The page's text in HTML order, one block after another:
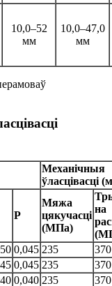
10,0–52
мм
10,0–47,0
мм
Механічныя
ўласцівасці
P
Мяжа
цякучасці
(МПа)
на
0,045 235
370
0,045 235
370
0,040 235 370